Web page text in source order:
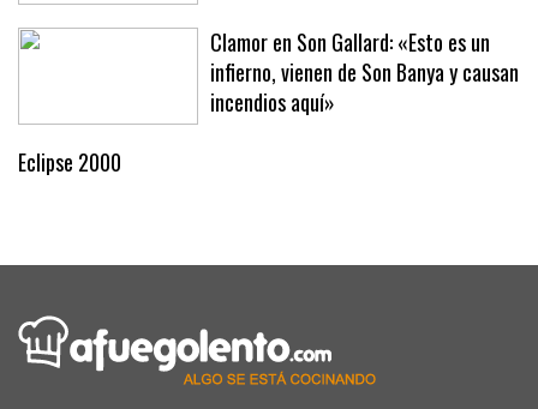
Clamor en Son Gallard: «Esto es un
infierno, vienen de Son Banya y causan
incendios aquí»
Eclipse 2000